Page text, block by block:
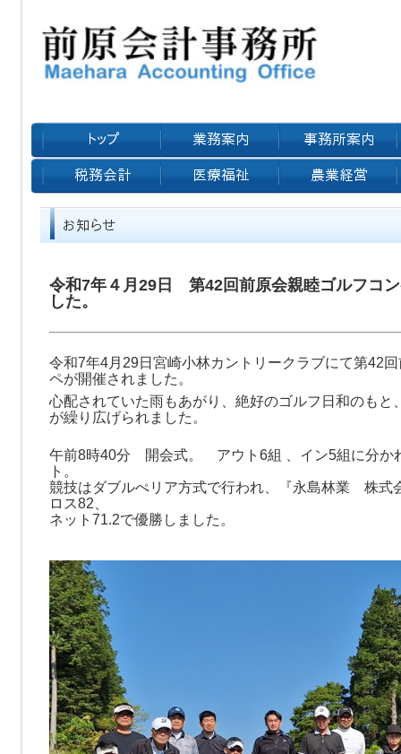
令和7年４月29日 第42回前原会親睦ゴルフコ
した。
令和7年4月29日宮崎小林カントリークラブにて第42
ペが開催されました。
心配されていた雨もあがり、絶好のゴルフ日和のもと
が繰り広げられました。
午前8時40分 開会式。 アウト6組 、イン5組に分か
ト。
競技はダブルぺリア方式で行われ、『永島林業 株式
ロス82、
ネット71.2で優勝しました。